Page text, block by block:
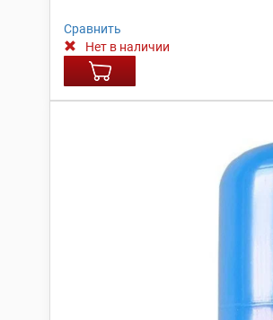
Сравнить
Нет в наличии